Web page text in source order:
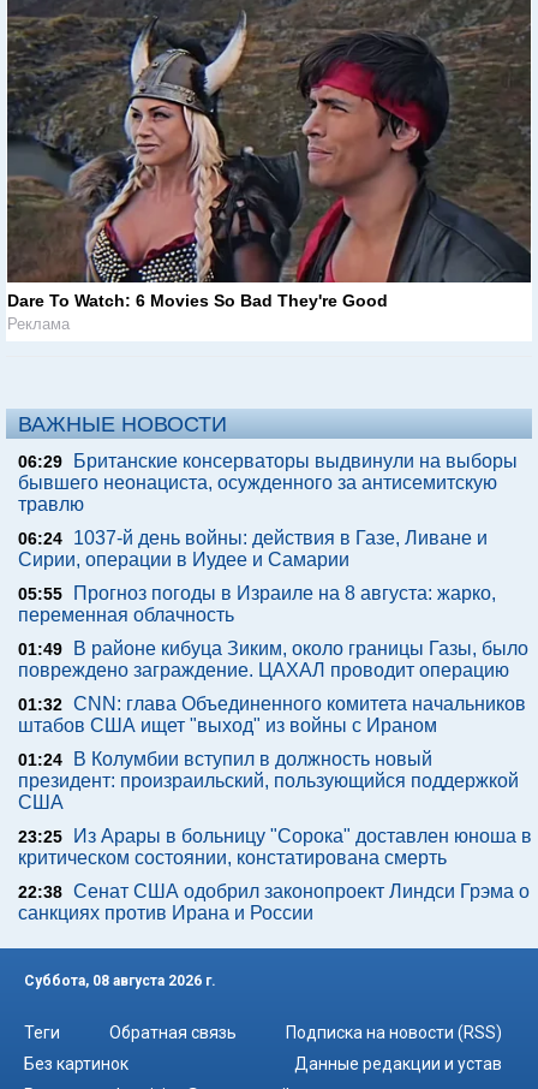
Dare To Watch: 6 Movies So Bad They're Good
Реклама
ВАЖНЫЕ НОВОСТИ
06:29
Британские консерваторы выдвинули на выборы
бывшего неонациста, осужденного за антисемитскую
травлю
06:24
1037-й день войны: действия в Газе, Ливане и
Сирии, операции в Иудее и Самарии
05:55
Прогноз погоды в Израиле на 8 августа: жарко,
переменная облачность
01:49
В районе кибуца Зиким, около границы Газы, было
повреждено заграждение. ЦАХАЛ проводит операцию
01:32 CNN: глава Объединенного комитета начальников
штабов США ищет "выход" из войны с Ираном
01:24
В Колумбии вступил в должность новый
президент: произраильский, пользующийся поддержкой
США
23:25
Из Арары в больницу "Сорока" доставлен юноша в
критическом состоянии, констатирована смерть
22:38 Сенат США одобрил законопроект Линдси Грэма о
санкциях против Ирана и России
Суббота, 08 августа 2026 г.
Теги Обратная связь
Подписка на новости (RSS)
Без картинок
Данные редакции и устав